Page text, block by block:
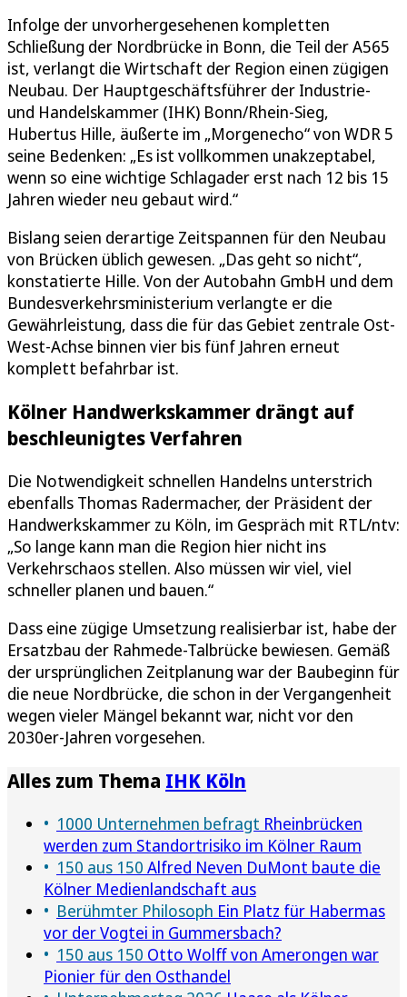
Infolge der unvorhergesehenen kompletten
Schließung der Nordbrücke in Bonn, die Teil der A565
ist, verlangt die Wirtschaft der Region einen zügigen
Neubau. Der Hauptgeschäftsführer der Industrie-
und Handelskammer (IHK) Bonn/Rhein-Sieg,
Hubertus Hille, äußerte im „Morgenecho“ von WDR 5
seine Bedenken: „Es ist vollkommen unakzeptabel,
wenn so eine wichtige Schlagader erst nach 12 bis 15
Jahren wieder neu gebaut wird.“
Bislang seien derartige Zeitspannen für den Neubau
von Brücken üblich gewesen. „Das geht so nicht“,
konstatierte Hille. Von der Autobahn GmbH und dem
Bundesverkehrsministerium verlangte er die
Gewährleistung, dass die für das Gebiet zentrale Ost-
West-Achse binnen vier bis fünf Jahren erneut
komplett befahrbar ist.
Kölner Handwerkskammer drängt auf
beschleunigtes Verfahren
Die Notwendigkeit schnellen Handelns unterstrich
ebenfalls Thomas Radermacher, der Präsident der
Handwerkskammer zu Köln, im Gespräch mit RTL/ntv:
„So lange kann man die Region hier nicht ins
Verkehrschaos stellen. Also müssen wir viel, viel
schneller planen und bauen.“
Dass eine zügige Umsetzung realisierbar ist, habe der
Ersatzbau der Rahmede-Talbrücke bewiesen. Gemäß
der ursprünglichen Zeitplanung war der Baubeginn für
die neue Nordbrücke, die schon in der Vergangenheit
wegen vieler Mängel bekannt war, nicht vor den
2030er-Jahren vorgesehen.
Alles zum Thema IHK Köln
1000 Unternehmen befragt Rheinbrücken
werden zum Standortrisiko im Kölner Raum
150 aus 150 Alfred Neven DuMont baute die
Kölner Medienlandschaft aus
Berühmter Philosoph Ein Platz für Habermas
vor der Vogtei in Gummersbach?
150 aus 150 Otto Wolff von Amerongen war
Pionier für den Osthandel